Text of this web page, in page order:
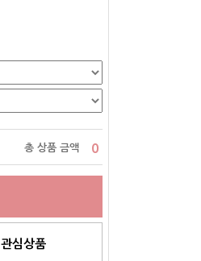
총 상품 금액 0
관심상품